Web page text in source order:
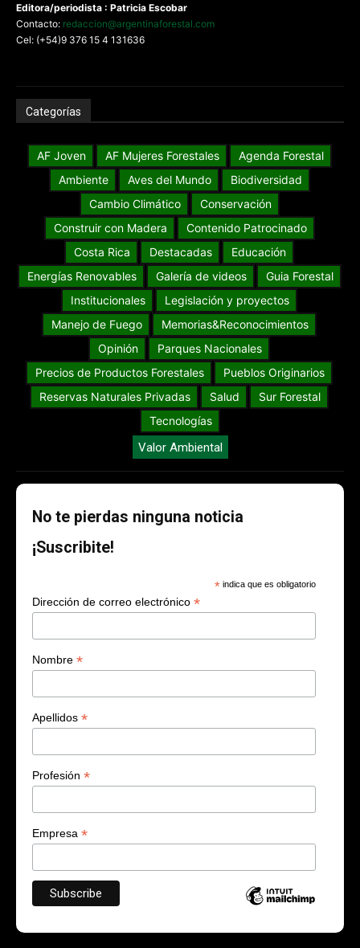
Editora/periodista : Patricia Escobar
Contacto: redaccion@argentinaforestal.com
Cel: (+54)9 376 15 4 131636
Categorías
AF Joven AF Mujeres Forestales
Agenda Forestal
Ambiente
Aves del Mundo
Biodiversidad
Cambio Climático
Conservación
Construir con Madera
Contenido Patrocinado
Costa Rica
Destacadas
Educación
Energías Renovables
Galería de videos
Guia Forestal
Institucionales
Legislación y proyectos
Manejo de Fuego
Memorias&Reconocimientos
Opinión
Parques Nacionales
Precios de Productos Forestales
Pueblos Originarios
Reservas Naturales Privadas
Salud
Sur Forestal
Tecnologías
Valor Ambiental
No te pierdas ninguna noticia
¡Suscribite!
* indica que es obligatorio
Dirección de correo electrónico *
Nombre *
Apellidos *
Profesión *
Empresa *